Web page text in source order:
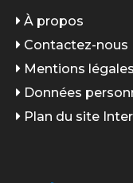
À propos
Contactez-nous
Mentions légales
Données
Plan du site